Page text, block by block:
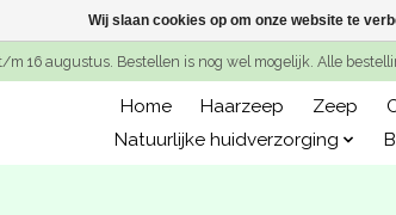
m 16 augustus. Bestellen is nog wel mogelijk. Alle
Home Haarzeep Zeep
Natuurlijke huidverzorging
Wij slaan cookies op om onze website te